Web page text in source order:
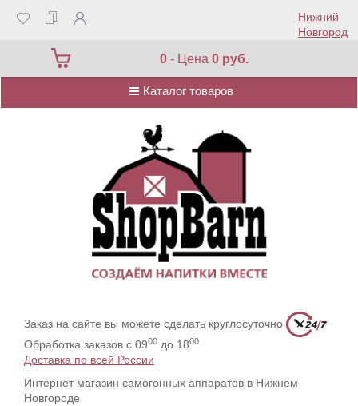
Нижний
Новгород
0 - Цена0 руб.
Каталог товаров
Каталог товаров
Заказ на сайте вы можете сделать круглосуточно
Обработка заказов с 0900 до 1800
Доставка по всей России
Интернет магазин самогонных аппаратов в Нижнем
Новгороде